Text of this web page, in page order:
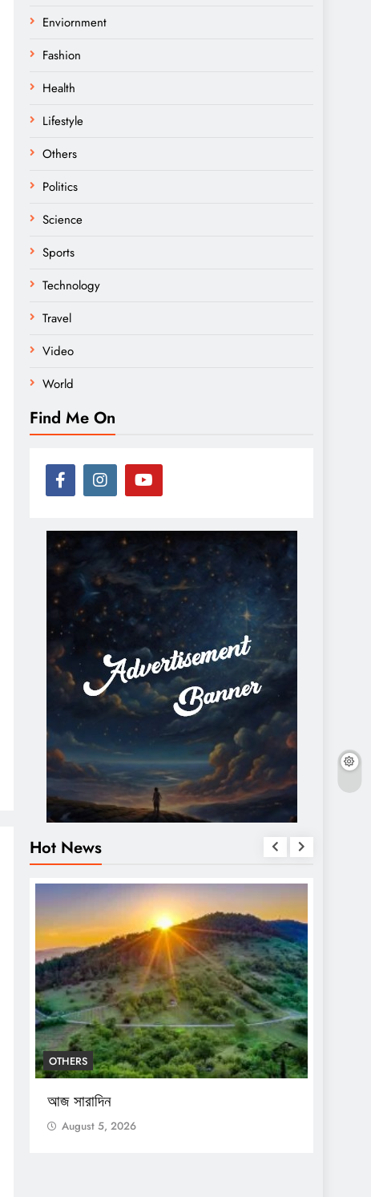
Enviornment
Fashion
Health
Lifestyle
Others
Politics
Science
Sports
Technology
Travel
Video
World
Find Me On
Hot News
OTHERS
আজ সারাদিন
August 5, 2026